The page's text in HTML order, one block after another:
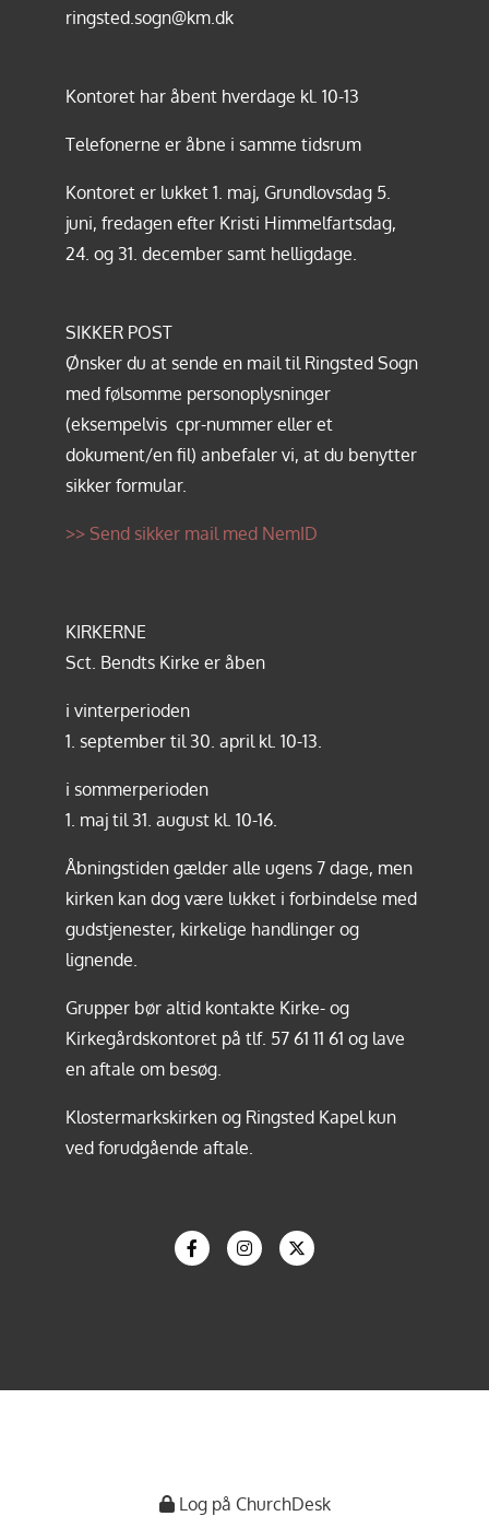
ringsted.sogn@km.dk
Kontoret har åbent hverdage kl. 10-13
Telefonerne er åbne i samme tidsrum
Kontoret er lukket 1. maj, Grundlovsdag 5.
juni, fredagen efter Kristi Himmelfartsdag,
24. og 31. december samt helligdage.
SIKKER POST
Ønsker du at sende en mail til Ringsted Sogn
med følsomme personoplysninger
(eksempelvis cpr-nummer eller et
dokument/en fil) anbefaler vi, at du benytter
sikker formular.
>> Send sikker mail med NemID
KIRKERNE
Sct. Bendts Kirke er åben
i vinterperioden
1. september til 30. april kl. 10-13.
i sommerperioden
1. maj til 31. august kl. 10-16.
Åbningstiden gælder alle ugens 7 dage, men
kirken kan dog være lukket i forbindelse med
gudstjenester, kirkelige handlinger og
lignende.
Grupper bør altid kontakte Kirke- og
Kirkegårdskontoret på tlf. 57 61 11 61 og lave
en aftale om besøg.
Klostermarkskirken og Ringsted Kapel kun
ved forudgående aftale.
Log på ChurchDesk